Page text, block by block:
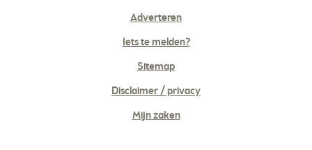
Adverteren
Iets te melden?
Sitemap
Disclaimer / privacy
Mijn zaken